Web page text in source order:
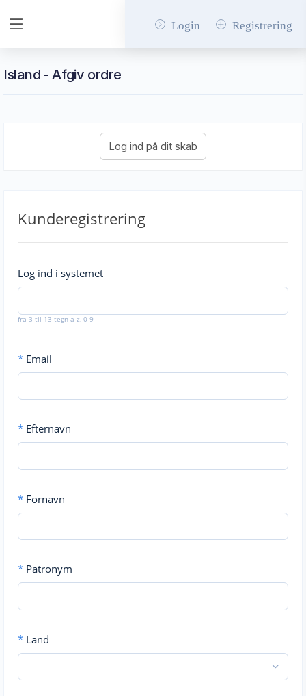
Login Registrering
Island - Afgiv ordre
Kunderegistrering
Log ind i systemet
fra 3 til 13 tegn a-z, 0-9
* Email
* Efternavn
* Fornavn
* Patronym
* Land